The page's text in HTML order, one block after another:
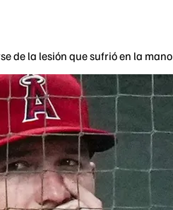
de la lesión que sufrió en la mano